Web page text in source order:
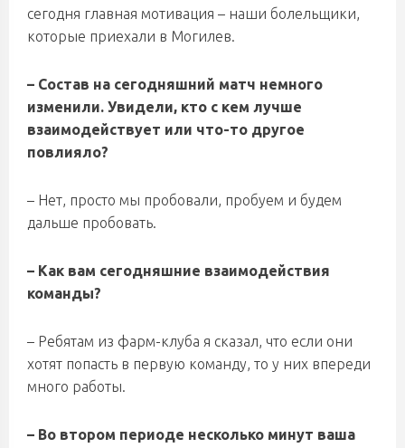
сегодня главная мотивация – наши болельщики,
которые приехали в Могилев.
– Состав на сегодняшний матч немного
изменили. Увидели, кто с кем лучше
взаимодействует или что-то другое
повлияло?
– Нет, просто мы пробовали, пробуем и будем
дальше пробовать.
– Как вам сегодняшние взаимодействия
команды?
– Ребятам из фарм-клуба я сказал, что если они
хотят попасть в первую команду, то у них впереди
много работы.
– Во втором периоде несколько минут ваша